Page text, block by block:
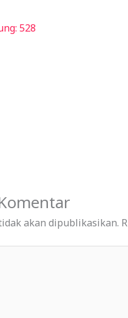
528
akan dipublikasikan.